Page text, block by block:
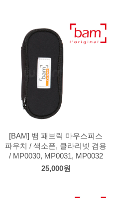
[BAM] 뱀 패브릭 마우스피스
파우치 / 색소폰, 클라리넷 겸용
/ MP0030, MP0031, MP0032
25,000원